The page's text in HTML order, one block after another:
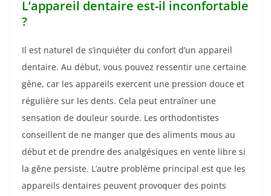
L’appareil dentaire est-il inconfortable
?
Il est naturel de s’inquiéter du confort d’un appareil
dentaire. Au début, vous pouvez ressentir une certaine
gêne, car les appareils exercent une pression douce et
régulière sur les dents. Cela peut entraîner une
sensation de douleur sourde. Les orthodontistes
conseillent de ne manger que des aliments mous au
début et de prendre des analgésiques en vente libre si
la gêne persiste. L’autre problème principal est que les
appareils dentaires peuvent provoquer des points